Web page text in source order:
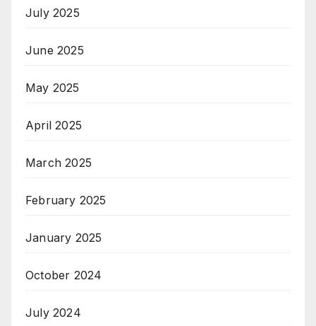
July 2025
June 2025
May 2025
April 2025
March 2025
February 2025
January 2025
October 2024
July 2024